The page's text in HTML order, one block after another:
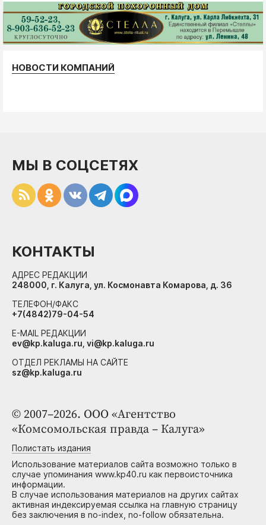
НОВОСТИ КОМПАНИЙ
© 2007–2026. ООО «Агентство
«Комсомольская правда – Калуга»
Полистать издания
Использование материалов сайта возможно только в
случае упоминания www.kp40.ru как первоисточника
информации.
В случае использования материалов на других сайтах
активная индексируемая ссылка на главную страницу
без заключения в no-index, no-follow обязательна.
МЫ В СОЦСЕТЯХ
КОНТАКТЫ
АДРЕС РЕДАКЦИИ
248000, г. Калуга, ул. Космонавта Комарова, д. 36
ТЕЛЕФОН/ФАКС
+7(4842)79-04-54
E-MAIL РЕДАКЦИИ
ev@kp.kaluga.ru, vi@kp.kaluga.ru
ОТДЕЛ РЕКЛАМЫ НА САЙТЕ
sz@kp.kaluga.ru